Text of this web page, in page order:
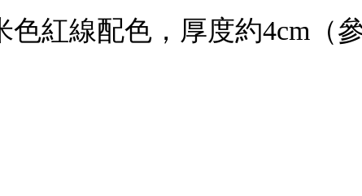
色紅線配色，厚度約4cm（